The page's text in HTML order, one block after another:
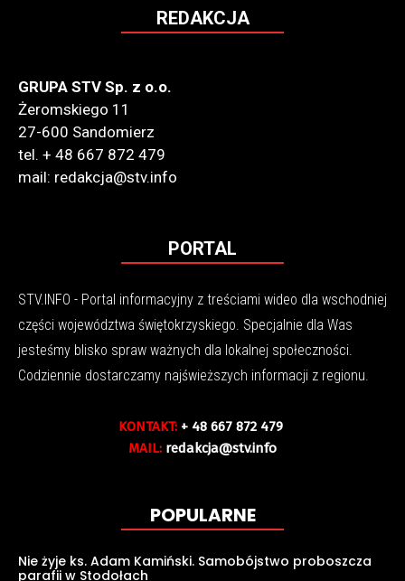
REDAKCJA
GRUPA STV Sp. z o.o.
Żeromskiego 11
27-600 Sandomierz
tel. + 48 667 872 479
mail: redakcja@stv.info
PORTAL
STV.INFO - Portal informacyjny z treściami wideo dla wschodniej
części województwa świętokrzyskiego. Specjalnie dla Was
jesteśmy blisko spraw ważnych dla lokalnej społeczności.
Codziennie dostarczamy najświeższych informacji z regionu.
KONTAKT: + 48 667 872 479
MAIL: redakcja@stv.info
POPULARNE
Nie żyje ks. Adam Kamiński. Samobójstwo proboszcza
parafii w Stodołach